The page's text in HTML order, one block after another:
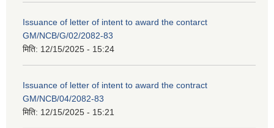
Issuance of letter of intent to award the contarct
GM/NCB/G/02/2082-83
मिति: 12/15/2025 - 15:24
Issuance of letter of intent to award the contract
GM/NCB/04/2082-83
मिति: 12/15/2025 - 15:21